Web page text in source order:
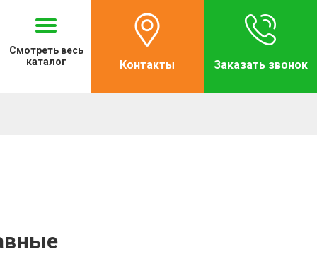
Смотреть весь
каталог
Контакты Заказать звонок